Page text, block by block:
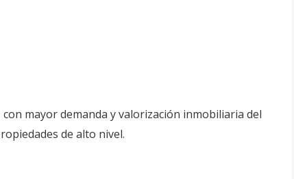
mayor demanda y valorización inmobiliaria del
de alto nivel.